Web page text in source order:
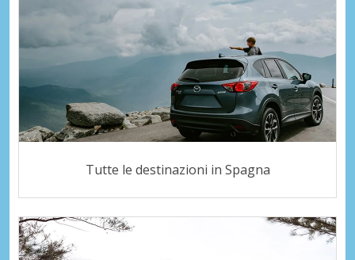
Tutte le destinazioni in Spagna